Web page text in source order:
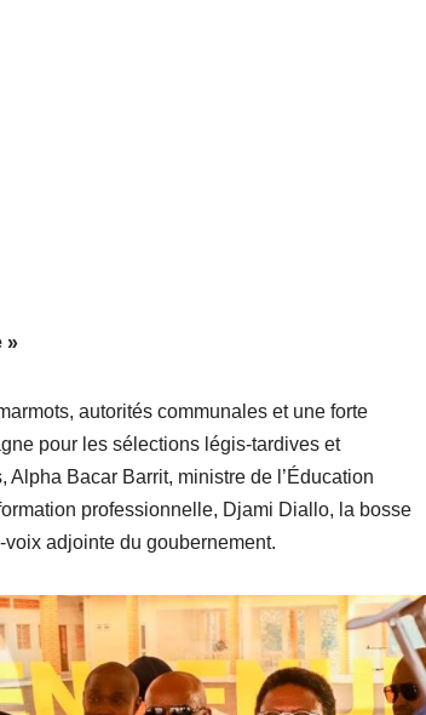
»
autorités communales et une forte
pour les sélections légis-tardives et
Bacar Barrit, ministre de l’Éducation
professionnelle, Djami Diallo, la bosse
adjointe du goubernement.